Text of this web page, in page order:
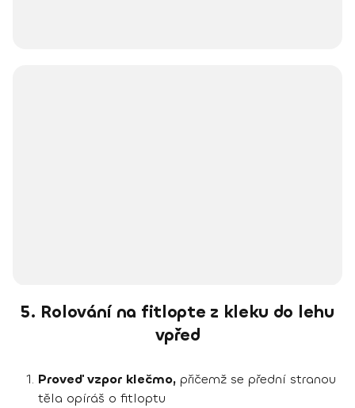
5. Rolování na fitlopte z kleku do lehu
vpřed
Proveď vzpor klečmo, přičemž se přední stranou
těla opíráš o fitloptu